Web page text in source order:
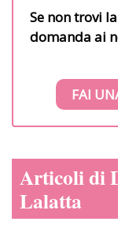
Se non trovi
domanda ai
FAI
Articoli di
Lalatta